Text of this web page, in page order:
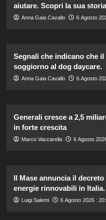
aiutare. Scopri la sua
Anna Gaia Cavallo 6 Agosto
Segnali che indicano che
soggiorno al dog daycare.
Anna Gaia Cavallo 6 Agosto
Generali cresce a 2,5
in forte crescita
Marco Vaccarella 6 Agosto
Il Mase annuncia il
energie rinnovabili in Italia.
Luigi Salemi 6 Agosto 2026 :